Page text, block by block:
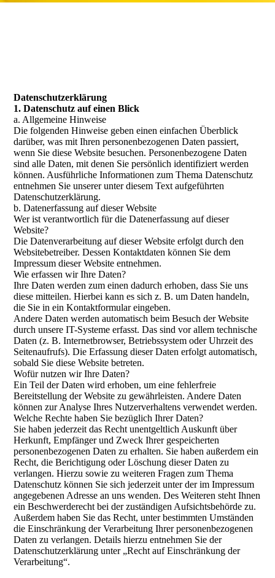
Datenschutzerklärung
1. Datenschutz auf einen Blick
a. Allgemeine Hinweise
Die folgenden Hinweise geben einen einfachen Überblick
darüber, was mit Ihren personenbezogenen Daten passiert,
wenn Sie diese Website besuchen. Personenbezogene Daten
sind alle Daten, mit denen Sie persönlich identifiziert werden
können. Ausführliche Informationen zum Thema Datenschutz
entnehmen Sie unserer unter diesem Text aufgeführten
Datenschutzerklärung.
b. Datenerfassung auf dieser Website
Wer ist verantwortlich für die Datenerfassung auf dieser
Website?
Die Datenverarbeitung auf dieser Website erfolgt durch den
Websitebetreiber. Dessen Kontaktdaten können Sie dem
Impressum dieser Website entnehmen.
Wie erfassen wir Ihre Daten?
Ihre Daten werden zum einen dadurch erhoben, dass Sie uns
diese mitteilen. Hierbei kann es sich z. B. um Daten handeln,
die Sie in ein Kontaktformular eingeben.
Andere Daten werden automatisch beim Besuch der Website
durch unsere IT-Systeme erfasst. Das sind vor allem technische
Daten (z. B. Internetbrowser, Betriebssystem oder Uhrzeit des
Seitenaufrufs). Die Erfassung dieser Daten erfolgt automatisch,
sobald Sie diese Website betreten.
Wofür nutzen wir Ihre Daten?
Ein Teil der Daten wird erhoben, um eine fehlerfreie
Bereitstellung der Website zu gewährleisten. Andere Daten
können zur Analyse Ihres Nutzerverhaltens verwendet werden.
Welche Rechte haben Sie bezüglich Ihrer Daten?
Sie haben jederzeit das Recht unentgeltlich Auskunft über
Herkunft, Empfänger und Zweck Ihrer gespeicherten
personenbezogenen Daten zu erhalten. Sie haben außerdem ein
Recht, die Berichtigung oder Löschung dieser Daten zu
verlangen. Hierzu sowie zu weiteren Fragen zum Thema
Datenschutz können Sie sich jederzeit unter der im Impressum
angegebenen Adresse an uns wenden. Des Weiteren steht Ihnen
ein Beschwerderecht bei der zuständigen Aufsichtsbehörde zu.
Außerdem haben Sie das Recht, unter bestimmten Umständen
die Einschränkung der Verarbeitung Ihrer personenbezogenen
Daten zu verlangen. Details hierzu entnehmen Sie der
Datenschutzerklärung unter „Recht auf Einschränkung der
Verarbeitung“.